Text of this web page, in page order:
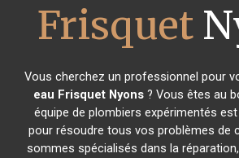
Frisquet
Vous cherchez un professionnel pour
eau Frisquet Nyons ? Vous êtes au
équipe de plombiers expérimentés
pour résoudre tous vos problèmes de
sommes spécialisés dans la